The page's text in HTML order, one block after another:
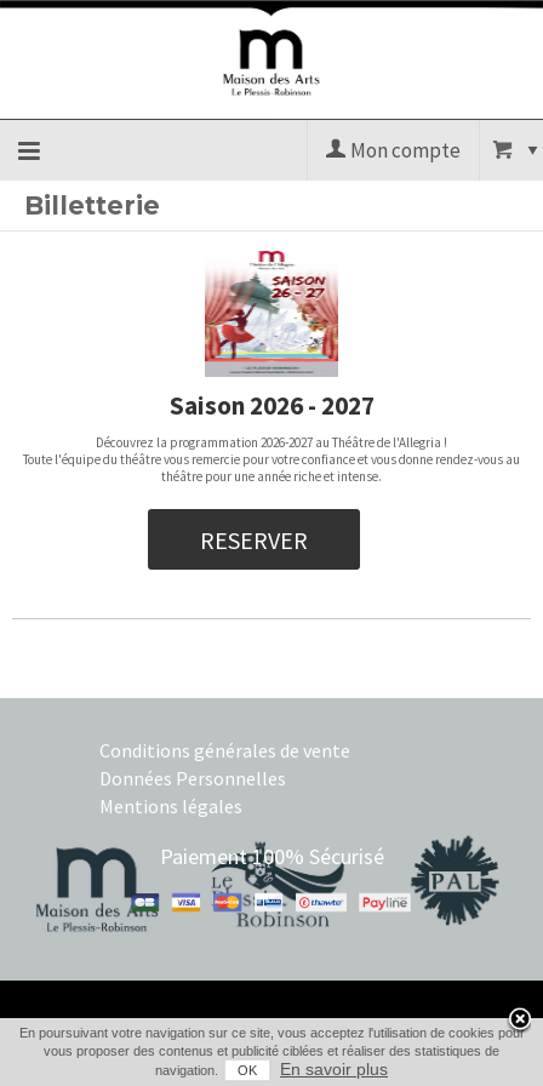
Accueil
Mon compte
Billetterie
Saison 2026 - 2027
Découvrez la programmation 2026-2027 au Théâtre de l'Allegria !
Toute l'équipe du théâtre vous remercie pour votre confiance et vous donne rendez-vous au
théâtre pour une année riche et intense.
Conditions générales de vente
Données Personnelles
Mentions légales
Paiement 100% Sécurisé
En poursuivant votre navigation sur ce site, vous acceptez l'utilisation de cookies pour
vous proposer des contenus et publicité ciblées et réaliser des statistiques de
navigation.
OK En savoir plus